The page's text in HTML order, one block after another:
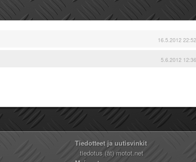
16.5.2012 22:52
5.6.2012 12:36
Tiedotteet ja uutisvinkit
tiedotus (ät) motot.net